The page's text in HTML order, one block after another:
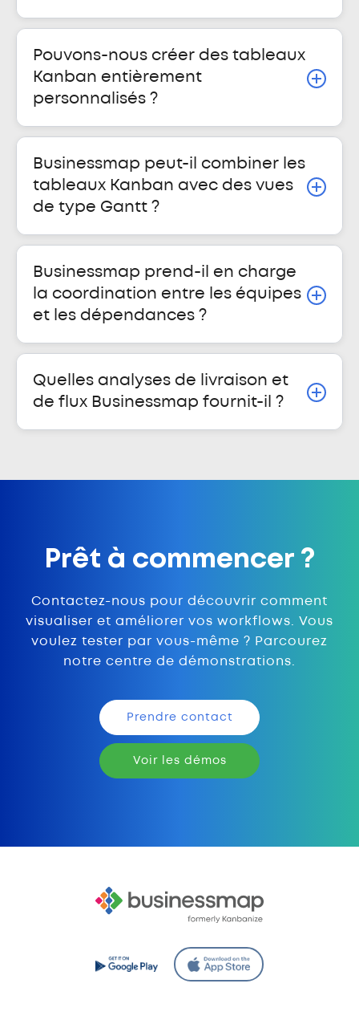
Pouvons-nous créer des tableaux
Kanban entièrement
personnalisés ?
Businessmap peut-il combiner les
tableaux Kanban avec des vues
de type Gantt ?
Businessmap prend-il en charge
la coordination entre les équipes
et les dépendances ?
Quelles analyses de livraison et
de flux Businessmap fournit-il ?
Prêt à commencer ?
Contactez-nous pour découvrir comment
visualiser et améliorer vos workflows. Vous
voulez tester par vous-même ? Parcourez
notre centre de démonstrations.
Prendre contact
Voir les démos